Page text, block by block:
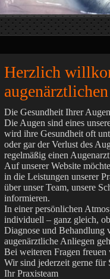
Herzlich
Die Gesundheit Ihrer
Die Augen sind eines
wird ihre Gesundheit oft
oder gar der Verlust des
regelmäßig einen
Auf unserer Website
in die Leistungen unserer
über unser Team, unsere
informieren.
In einer persönlichen
individuell – ganz gleich,
Diagnose und Behandlung
augenärztliche Anliegen
Bei weiteren Fragen
Wir sind jederzeit gerne für
Ihr Praxisteam